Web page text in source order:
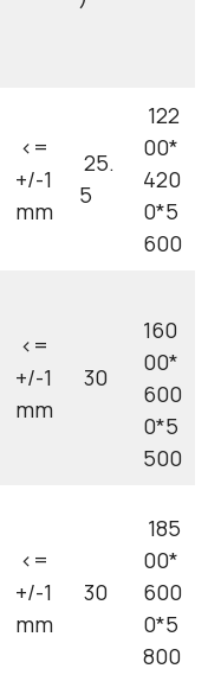
<=
+/-1
mm
25.
5
122
00*
420
0*5
600
<=
+/-1
mm
30
160
00*
600
0*5
500
<=
+/-1
mm
30
185
00*
600
0*5
800